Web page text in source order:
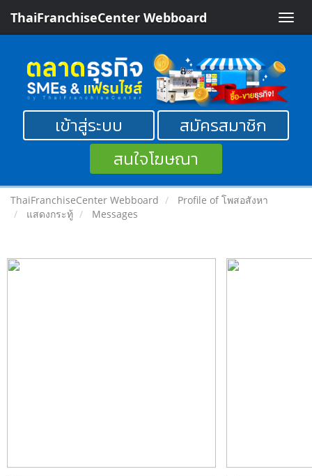
Toggle
ThaiFranchiseCenter Webboard
เข้าสู่ระบบ
สมัครสมาชิก
สนใจโฆษณา
ThaiFranchiseCenter Webboard
Profile of โพสอสังหา
แสดงกระทู้
Messages